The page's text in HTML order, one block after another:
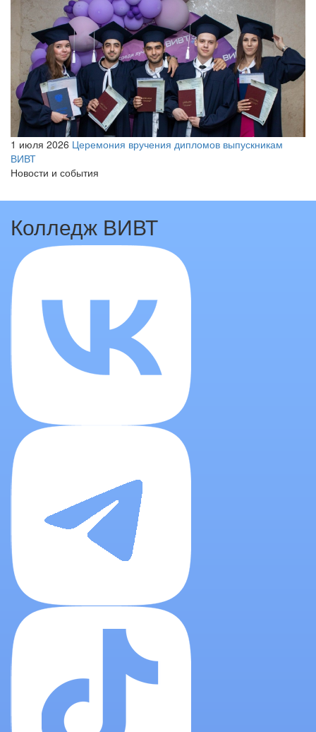
1 июля 2026 Церемония вручения дипломов выпускникам
ВИВТ
Новости и события
Колледж ВИВТ